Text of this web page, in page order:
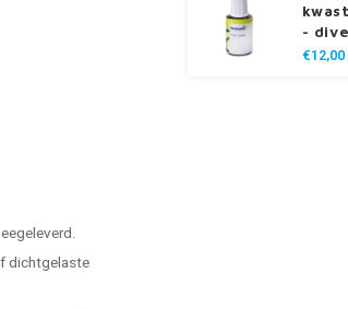
dichtgelaste
-
€12,00